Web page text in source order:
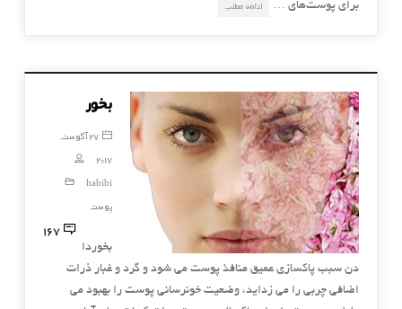
برای پوست‌های …
ادامه مطلب
بخور
27 آگوست,
2017
habibi
پوست
167
بخوردا
دن سبب پاكسازی عمیق منافذ پوست می شود و گرد و غبار ذرات
اضافی چربی را می زداید، وضعیت خونرسانی پوست را بهبود می